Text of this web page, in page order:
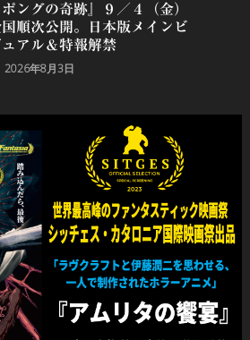
ポングの奇跡』９／４（金）
国順次公開。日本版メインビ
ュアル＆特報解禁
2026年8月3日